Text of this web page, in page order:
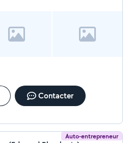
Contacter
Auto-entrepreneur